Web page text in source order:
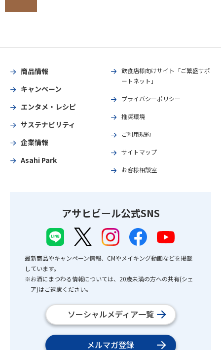
商品情報
キャンペーン
エンタメ・レシピ
サステナビリティ
企業情報
Asahi Park
飲食店様向けサイト「ご繁盛サポ
ートネット」
プライバシーポリシー
推奨環境
ご利用規約
サイトマップ
お客様相談室
アサヒビール公式SNS
最新商品やキャンペーン情報、CMやメイキング動画などを掲載
しています。
※お酒にまつわる情報については、20歳未満の方への共有(シェ
ア)はご遠慮ください。
ソーシャルメディア一覧
メルマガ登録